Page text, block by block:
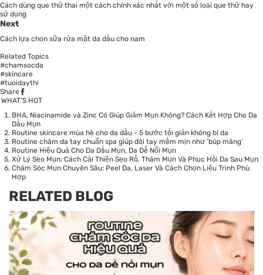
Cách dùng que thử thai một cách chính xác nhất với một số loại que thử hay
sử dụng
Next
Cách lựa chọn sữa rửa mặt da dầu cho nam
Related Topics
#chamsocda
#skincare
#tuoidaythi
Share
WHAT’S HOT
BHA, Niacinamide và Zinc Có Giúp Giảm Mụn Không? Cách Kết Hợp Cho Da
Dầu Mụn
Routine skincare mùa hè cho da dầu - 5 bước tối giản không bí da
Routine chăm da tay chuẩn spa giúp đôi tay mềm mịn như ‘búp măng’
Routine Hiệu Quả Cho Da Dầu Mụn, Da Dễ Nổi Mụn
Xử Lý Sẹo Mụn: Cách Cải Thiện Sẹo Rỗ, Thâm Mụn Và Phục Hồi Da Sau Mụn
Chăm Sóc Mụn Chuyên Sâu: Peel Da, Laser Và Cách Chọn Liệu Trình Phù
Hợp
RELATED BLOG